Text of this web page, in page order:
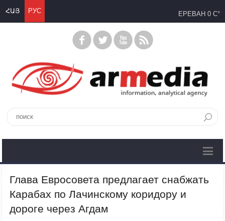
ՀԱՅ РУС ЕРЕВАН 0 C°
Глава Евросовета предлагает снабжать
Карабах по Лачинскому коридору и
дороге через Агдам